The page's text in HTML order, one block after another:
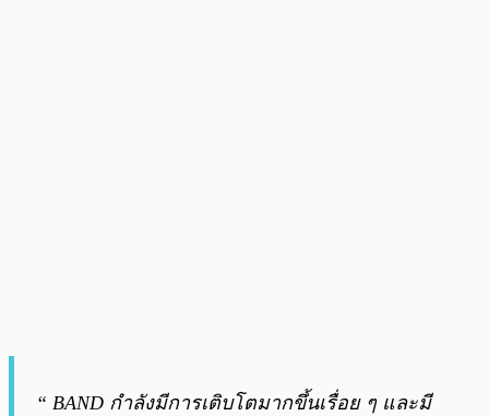
“ BAND กำลังมีการเติบโตมากขึ้นเรื่อย ๆ และมี